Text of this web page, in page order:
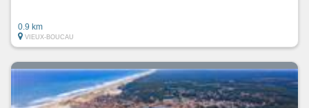
0.9 km
VIEUX-BOUCAU